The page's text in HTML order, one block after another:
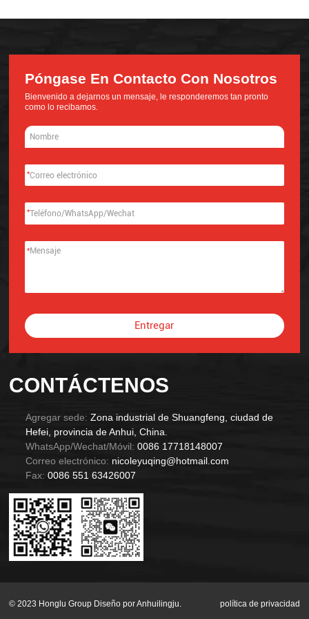
CONTÁCTENOS
Agregar sede: Zona industrial de Shuangfeng, ciudad de
Hefei, provincia de Anhui, China.
WhatsApp/Wechat/Móvil: 0086 17718148007
Correo electrónico: nicoleyuqing@hotmail.com
Fax: 0086 551 63426007
Póngase En Contacto Con Nosotros
Bienvenido a dejarnos un mensaje, le responderemos tan pronto
como lo recibamos.
*
*
*
Entregar
© 2023 Honglu Group Diseño por Anhuilingju. política de privacidad